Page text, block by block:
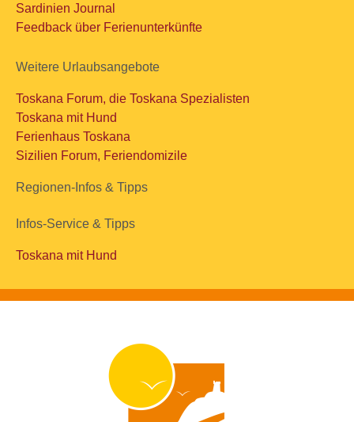
Sardinien Journal
Feedback über Ferienunterkünfte
Weitere Urlaubsangebote
Toskana Forum, die Toskana Spezialisten
Toskana mit Hund
Ferienhaus Toskana
Sizilien Forum, Feriendomizile
Regionen-Infos & Tipps
Infos-Service & Tipps
Toskana mit Hund